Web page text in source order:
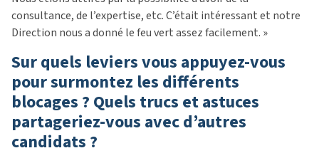
consultance, de l’expertise, etc. C’était intéressant et notre
Direction nous a donné le feu vert assez facilement. »
Sur quels leviers vous appuyez-vous
pour surmontez les différents
blocages ? Quels trucs et astuces
partageriez-vous avec d’autres
candidats ?